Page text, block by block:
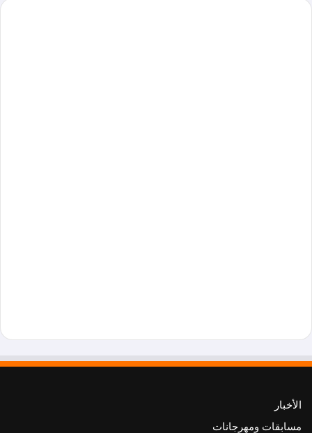
الأخبار
مسابقات ومهرجانات